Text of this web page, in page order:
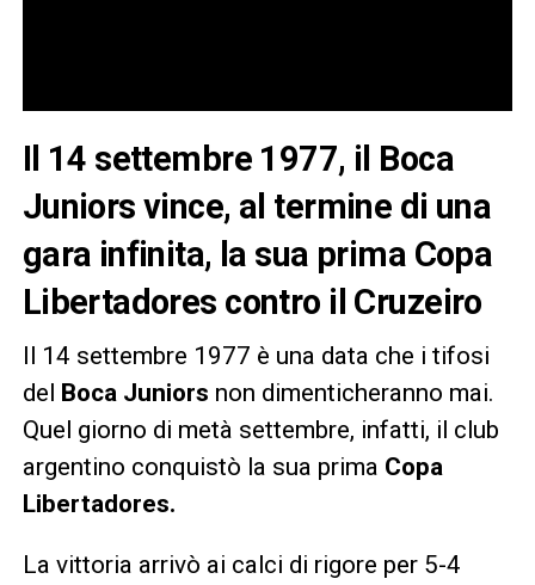
Il 14 settembre 1977, il Boca
Juniors vince, al termine di una
gara infinita, la sua prima Copa
Libertadores contro il Cruzeiro
Il 14 settembre 1977 è una data che i tifosi
del Boca Juniors non dimenticheranno mai.
Quel giorno di metà settembre, infatti, il club
argentino conquistò la sua prima Copa
Libertadores.
La vittoria arrivò ai calci di rigore per 5-4